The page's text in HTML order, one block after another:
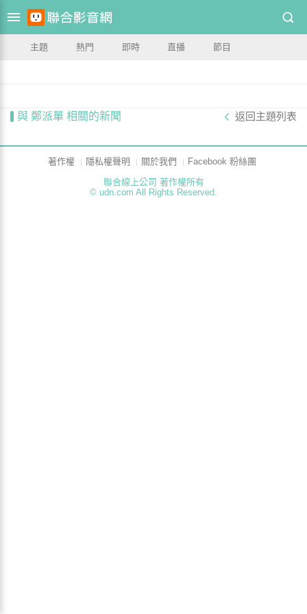
主題 熱門 即時 直播 節目
與 鄭派單 相關的新聞 返回主題列表
著作權 隱私權聲明 關於我們
Facebook 粉絲團
聯合線上公司 著作權所有
© udn.com All Rights Reserved.